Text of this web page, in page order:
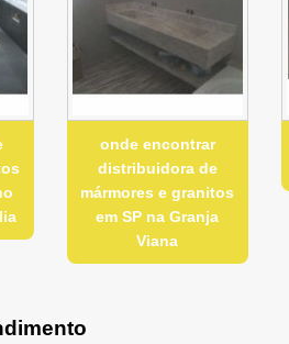
onde encontrar
distribuidora de
mármores e granitos
em SP na Granja
Viana